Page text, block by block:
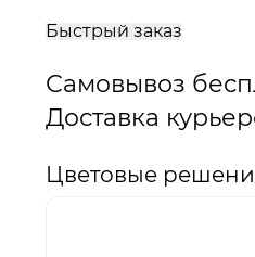
Быстрый заказ
Самовывоз
Доставка
Цветовые